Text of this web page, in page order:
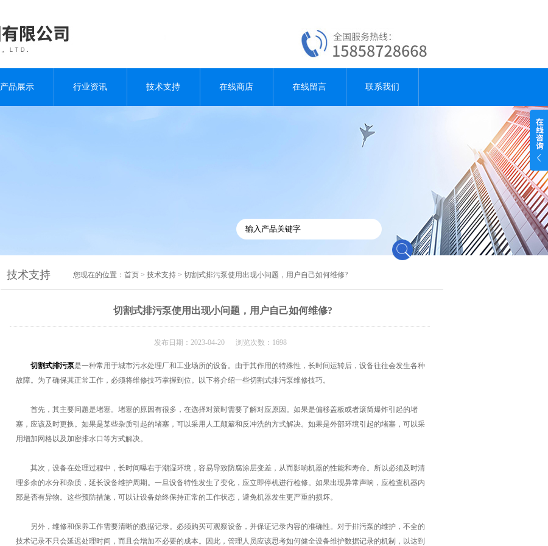
产品展示 行业资讯 技术支持 在线商店 在线留言 联系我们
技术支持 您现在的位置： 首页 > 技术支持 > 切割式排污泵使用出现小问题，用户自己如何维修?
切割式排污泵使用出现小问题，用户自己如何维修?
发布日期：2023-04-20 浏览次数：1698
切割式排污泵是一种常用于城市污水处理厂和工业场所的设备。由于其作用的特殊性，长时间运转后，设备往往会发生各种
故障。为了确保其正常工作，必须将维修技巧掌握到位。以下将介绍一些切割式排污泵维修技巧。
首先，其主要问题是堵塞。堵塞的原因有很多，在选择对策时需要了解对应原因。如果是偏移盖板或者滚筒爆炸引起的堵
塞，应该及时更换。如果是某些杂质引起的堵塞，可以采用人工颠簸和反冲洗的方式解决。如果是外部环境引起的堵塞，可以采
用增加网格以及加密排水口等方式解决。
其次，设备在处理过程中，长时间曝右于潮湿环境，容易导致防腐涂层变差，从而影响机器的性能和寿命。所以必须及时清
理多余的水分和杂质，延长设备维护周期。一旦设备特性发生了变化，应立即停机进行检修。如果出现异常声响，应检查机器内
部是否有异物。这些预防措施，可以让设备始终保持正常的工作状态，避免机器发生更严重的损坏。
另外，维修和保养工作需要清晰的数据记录。必须购买可观察设备，并保证记录内容的准确性。对于排污泵的维护，不全的
技术记录不只会延迟处理时间，而且会增加不必要的成本。因此，管理人员应该思考如何健全设备维护数据记录的机制，以达到